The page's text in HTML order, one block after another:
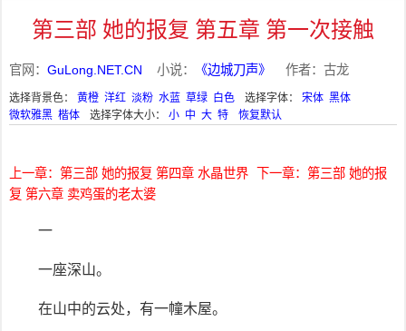
第三部 她的报复 第五章 第一次接触
官网： GuLong.NET.CN 小说： 《边城刀声》 作者：古龙
选择背景色： 黄橙 洋红 淡粉 水蓝 草绿 白色 选择字体： 宋体 黑体
微软雅黑 楷体 选择字体大小： 小 中 大 特 恢复默认
上一章：第三部 她的报复 第四章 水晶世界
下一章：第三部 她的报
复 第六章 卖鸡蛋的老太婆
一
一座深山。
在山中的云处，有一幢木屋。